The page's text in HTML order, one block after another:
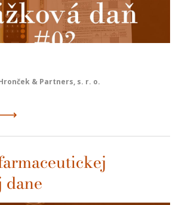
& Partners, s. r. o.
dane